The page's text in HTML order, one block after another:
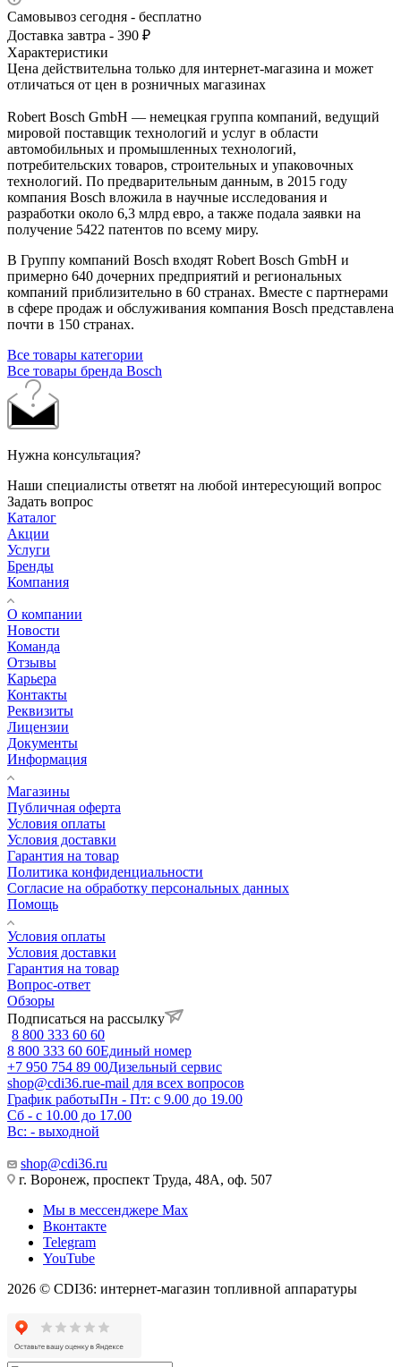
Самовывоз сегодня - бесплатно
Доставка завтра - 390 ₽
Характеристики
Цена действительна только для интернет-магазина и может
отличаться от цен в розничных магазинах
Robert Bosch GmbH — немецкая группа компаний, ведущий
мировой поставщик технологий и услуг в области
автомобильных и промышленных технологий,
потребительских товаров, строительных и упаковочных
технологий. По предварительным данным, в 2015 году
компания Bosch вложила в научные исследования и
разработки около 6,3 млрд евро, а также подала заявки на
получение 5422 патентов по всему миру.
В Группу компаний Bosch входят Robert Bosch GmbH и
примерно 640 дочерних предприятий и региональных
компаний приблизительно в 60 странах. Вместе с партнерами
в сфере продаж и обслуживания компания Bosch представлена
почти в 150 странах.
Все товары категории
Все товары бренда Bosch
Нужна консультация?
Наши специалисты ответят на любой интересующий вопрос
Задать вопрос
Каталог
Акции
Услуги
Бренды
Компания
О компании
Новости
Команда
Отзывы
Карьера
Контакты
Реквизиты
Лицензии
Документы
Информация
Магазины
Публичная оферта
Условия оплаты
Условия доставки
Гарантия на товар
Политика конфиденциальности
Согласие на обработку персональных данных
Помощь
Условия оплаты
Условия доставки
Гарантия на товар
Вопрос-ответ
Обзоры
Подписаться на рассылку
8 800 333 60 60
8 800 333 60 60Единый номер
+7 950 754 89 00Дизельный сервис
shop@cdi36.rue-mail для всех вопросов
График работыПн - Пт: с 9.00 до 19.00
Сб - с 10.00 до 17.00
Вс: - выходной
shop@cdi36.ru
г. Воронеж, проспект Труда, 48А, оф. 507
Мы в мессенджере Max
Вконтакте
Telegram
YouTube
2026 © CDI36: интернет-магазин топливной аппаратуры